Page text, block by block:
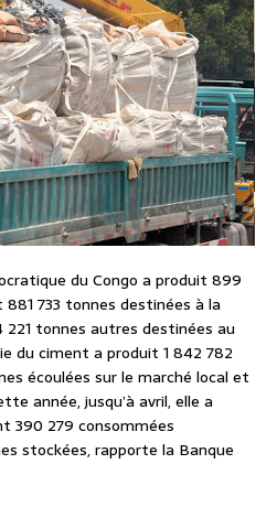
du Congo a produit 899
733 tonnes destinées à la
tonnes autres destinées au
du ciment a produit 1 842 782
écoulées sur le marché local et
année, jusqu’à avril, elle a
390 279 consommées
stockées, rapporte la Banque